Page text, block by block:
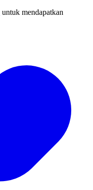
untuk mendapatkan